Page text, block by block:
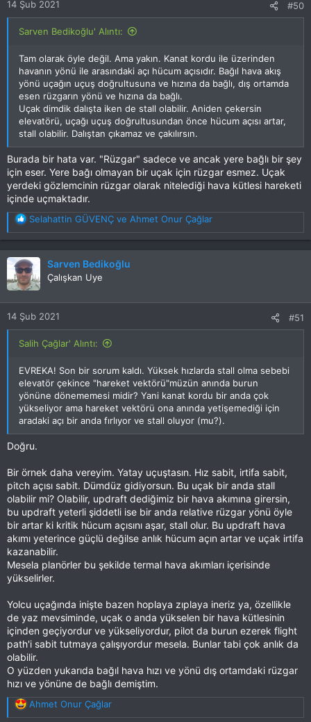
14 Şub 2021 #50
Sarven Bedikoğlu' Alıntı:
Tam olarak öyle değil. Ama yakın. Kanat kordu ile üzerinden
havanın yönü ile arasındaki açı hücum açısıdır. Bağıl hava akış
yönü uçağın uçuş doğrultusuna ve hızına da bağlı, dış ortamda
esen rüzgarın yönü ve hızına da bağlı.
Uçak dimdik dalışta iken de stall olabilir. Aniden çekersin
elevatörü, uçağı uçuş doğrultusundan önce hücum açısı artar,
stall olabilir. Dalıştan çıkamaz ve çakılırsın.
Burada bir hata var. "Rüzgar" sadece ve ancak yere bağlı bir şey
için eser. Yere bağı olmayan bir uçak için rüzgar esmez. Uçak
yerdeki gözlemcinin rüzgar olarak nitelediği hava kütlesi hareketi
içinde uçmaktadır.
T
e
p
k
i
l
e
r
:
Selahattin GÜVENÇ ve Ahmet Onur Çağlar
Sarven Bedikoğlu
Çalışkan Uye
14 Şub 2021 #51
Salih Çağlar' Alıntı:
EVREKA! Son bir sorum kaldı. Yüksek hızlarda stall olma sebebi
elevatör çekince "hareket vektörü"müzün anında burun
yönüne dönememesi midir? Yani kanat kordu bir anda çok
yükseliyor ama hareket vektörü ona anında yetişemediği için
aradaki açı bir anda fırlıyor ve stall oluyor (mu?).
Doğru.
Bir örnek daha vereyim. Yatay uçuştasın. Hız sabit, irtifa sabit,
pitch açısı sabit. Dümdüz gidiyorsun. Bu uçak bir anda stall
olabilir mi? Olabilir, updraft dediğimiz bir hava akımına girersin,
bu updraft yeterli şiddetli ise bir anda relative rüzgar yönü öyle
bir artar ki kritik hücum açısını aşar, stall olur. Bu updraft hava
akımı yeterince güçlü değilse anlık hücum açın artar ve uçak irtifa
kazanabilir.
Mesela planörler bu şekilde termal hava akımları içerisinde
yükselirler.
Yolcu uçağında inişte bazen hoplaya zıplaya ineriz ya, özellikle
de yaz mevsiminde, uçak o anda yükselen bir hava kütlesinin
içinden geçiyordur ve yükseliyordur, pilot da burun ezerek flight
path'i sabit tutmaya çalışıyordur mesela. Bunlar tabi çok anlık da
olabilir.
O yüzden yukarıda bağıl hava hızı ve yönü dış ortamdaki rüzgar
hızı ve yönüne de bağlı demiştim.
T
e
Ahmet Onur Çağlar